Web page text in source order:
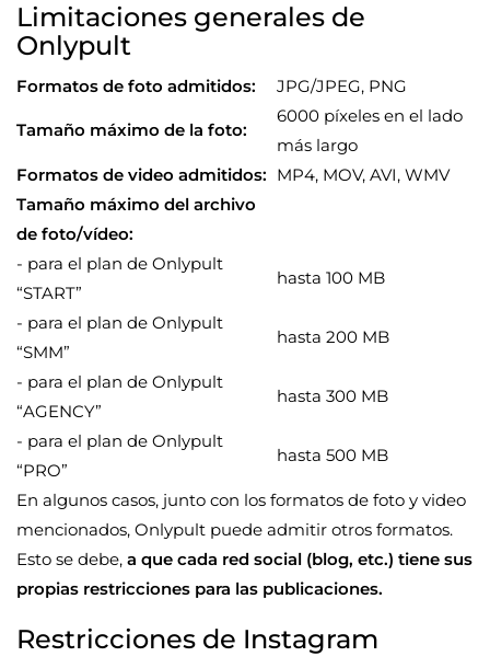
Limitaciones generales de
Onlypult
Formatos de foto admitidos: JPG/JPEG, PNG
Tamaño máximo de la foto:
6000 píxeles en el lado
más largo
Formatos de video admitidos: MP4, MOV, AVI, WMV
Tamaño máximo del archivo
de foto/vídeo:
- para el plan de Onlypult
“START”
hasta 100 MB
- para el plan de Onlypult
“SMM”
hasta 200 MB
- para el plan de Onlypult
“AGENCY”
hasta 300 MB
- para el plan de Onlypult
“PRO”
hasta 500 MB
En algunos casos, junto con los formatos de foto y video
mencionados, Onlypult puede admitir otros formatos.
Esto se debe, a que cada red social (blog, etc.) tiene sus
propias restricciones para las publicaciones.
Restricciones de Instagram